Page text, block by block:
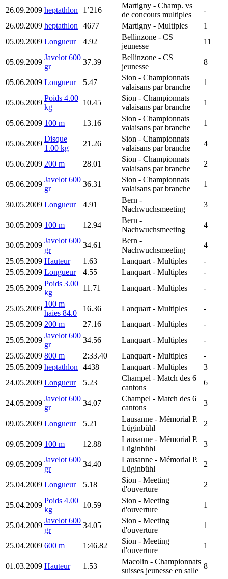
26.09.2009 heptathlon 1’216
Martigny - Champ. vs
de concours multiples
-
26.09.2009 heptathlon 4677 Martigny - Multiples
1
05.09.2009 Longueur 4.92
Bellinzone - CS
jeunesse
11
05.09.2009
Javelot 600
gr
37.39
Bellinzone - CS
jeunesse
8
05.06.2009 Longueur 5.47
Sion - Championnats
valaisans par branche
1
05.06.2009
Poids 4.00
kg
10.45
Sion - Championnats
valaisans par branche
1
05.06.2009 100 m 13.16
Sion - Championnats
valaisans par branche
1
05.06.2009
Disque
1.00 kg
21.26
Sion - Championnats
valaisans par branche
4
05.06.2009 200 m 28.01
Sion - Championnats
valaisans par branche
2
05.06.2009
Javelot 600
gr
36.31
Sion - Championnats
valaisans par branche
1
30.05.2009 Longueur 4.91
Bern -
Nachwuchsmeeting
3
30.05.2009 100 m 12.94
Bern -
Nachwuchsmeeting
4
30.05.2009
Javelot 600
gr
34.61
Bern -
Nachwuchsmeeting
4
25.05.2009 Hauteur 1.63 Lanquart - Multiples
-
25.05.2009 Longueur 4.55 Lanquart - Multiples
-
25.05.2009
Poids 3.00
kg
11.71 Lanquart - Multiples -
25.05.2009
100 m
haies 84.0
16.36 Lanquart - Multiples
-
25.05.2009 200 m 27.16 Lanquart - Multiples
-
25.05.2009
Javelot 600
gr
34.56 Lanquart - Multiples
-
25.05.2009 800 m 2:33.40 Lanquart - Multiples
-
25.05.2009 heptathlon 4438 Lanquart - Multiples
3
24.05.2009 Longueur 5.23
Champel - Match des 6
cantons
6
24.05.2009
Javelot 600
gr
34.07
Champel - Match des 6
cantons
3
09.05.2009 Longueur 5.21
Lausanne - Mémorial P.
Lüginbühl
2
09.05.2009 100 m 12.88
Lausanne - Mémorial P.
Lüginbühl
3
09.05.2009
Javelot 600
gr
34.40
Lausanne - Mémorial P.
Lüginbühl
2
25.04.2009 Longueur 5.18
Sion - Meeting
d'ouverture
2
25.04.2009
Poids 4.00
kg
10.59
Sion - Meeting
d'ouverture
1
25.04.2009
Javelot 600
gr
34.05
Sion - Meeting
d'ouverture
1
25.04.2009 600 m 1:46.82
Sion - Meeting
d'ouverture
1
01.03.2009 Hauteur 1.53
Macolin - Championnats
suisses jeunesse en salle
8